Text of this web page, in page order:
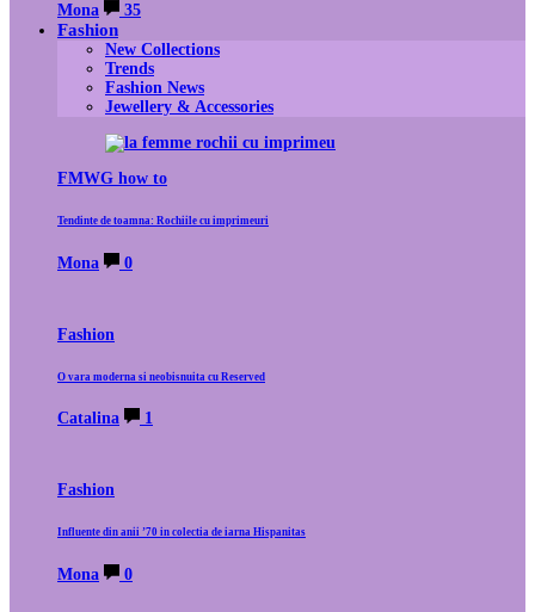
Mona 35
Fashion
New Collections
Trends
Fashion News
Jewellery & Accessories
FMWG how to
Tendinte de toamna: Rochiile cu imprimeuri
Mona 0
Fashion
O vara moderna si neobisnuita cu Reserved
Catalina 1
Fashion
Influente din anii ’70 in colectia de iarna Hispanitas
Mona 0